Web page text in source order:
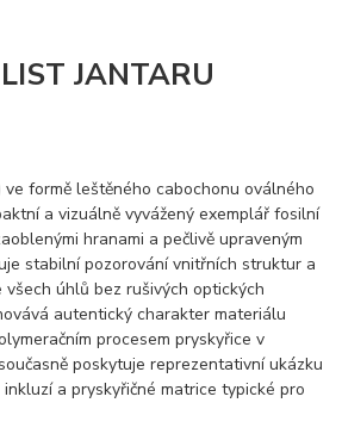
JANTARU
formě leštěného cabochonu oválného
a vizuálně vyvážený exemplář fosilní
hranami a pečlivě upraveným
stabilní pozorování vnitřních struktur a
úhlů bez rušivých optických
autentický charakter materiálu
procesem pryskyřice v
poskytuje reprezentativní ukázku
a pryskyřičné matrice typické pro